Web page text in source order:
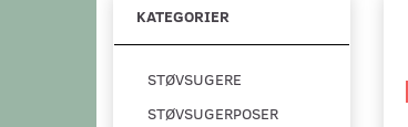
KATEGORIER
STØVSUGERE
STØVSUGERPOSER